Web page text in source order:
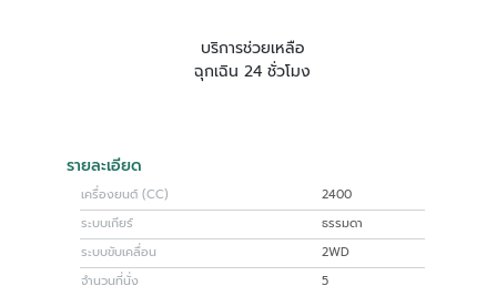
บริการช่วยเหลือ
ฉุกเฉิน 24 ชั่วโมง
รายละเอียด
เครื่องยนต์ (CC)
2400
ระบบเกียร์
ธรรมดา
ระบบขับเคลื่อน
2WD
จำนวนที่นั่ง
5